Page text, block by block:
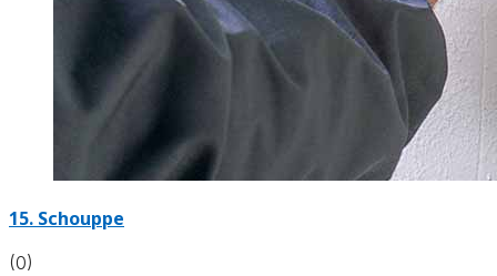
15. Schouppe
(0)